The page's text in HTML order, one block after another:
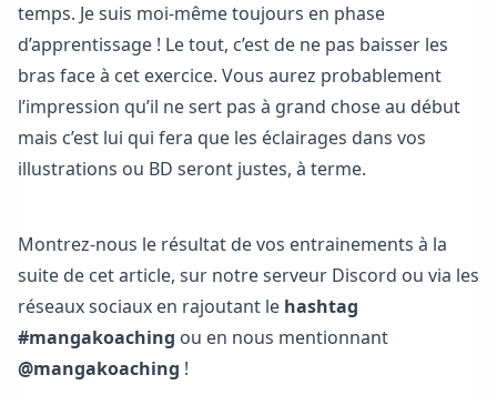
temps. Je suis moi-même toujours en phase
d’apprentissage ! Le tout, c’est de ne pas baisser les
bras face à cet exercice. Vous aurez probablement
l’impression qu’il ne sert pas à grand chose au début
mais c’est lui qui fera que les éclairages dans vos
illustrations ou BD seront justes, à terme.
Montrez-nous le résultat de vos entrainements à la
suite de cet article, sur notreserveur Discord ou via les
réseaux sociaux en rajoutant le hashtag
#mangakoaching ou en nous mentionnant
@mangakoaching !